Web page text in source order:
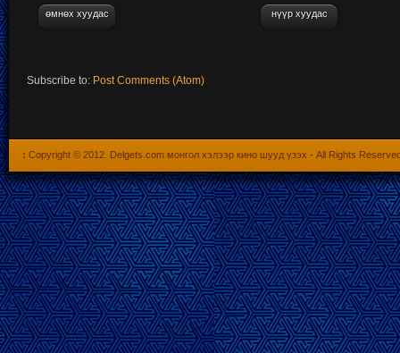
өмнөх хуудас нүүр хуудас
Subscribe to: Post Comments (Atom)
: Copyright © 2012. Delgets.com монгол хэлээр кино шууд үзэх - All Rights